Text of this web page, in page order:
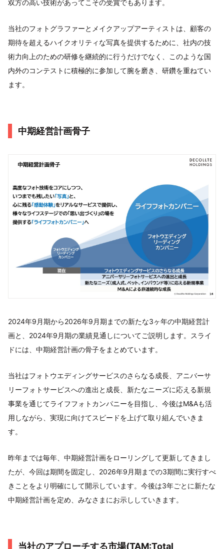
双方の高い技術があってこその受賞でもあります。
当社のフォトグラファーとメイクアップアーティストは、顧客の
期待を超えるハイクオリティな写真を提供するために、社内の技
術力向上のための研修を継続的に行うだけでなく、このような国
内外のコンテストに積極的に参加して腕を磨き、研鑽を重ねてい
ます。
中期経営計画骨子
2024年9月期から2026年9月期までの新たな3ヶ年の中期経営計
画と、2024年9月期の業績見通しについてご説明します。スライ
ドには、中期経営計画の骨子をまとめています。
当社はフォトウエディングサービスのさらなる成長、アニバーサ
リーフォトサービスへの進出と成長、新たなニーズに応える新規
事業を通じてライフフォトカンパニーを目指し、今後はM&Aも活
用しながら、実現に向けてスピードを上げて取り組んでいきま
す。
昨年までは毎年、中期経営計画をローリングして更新してきまし
たが、今回は期間を固定し、2026年9月期までの3期間に実行すべ
きことをより明確にして開示しています。今後は3年ごとに新たな
中期経営計画を定め、みなさまにお示ししていきます。
当社のアプローチする市場(TAM:Total